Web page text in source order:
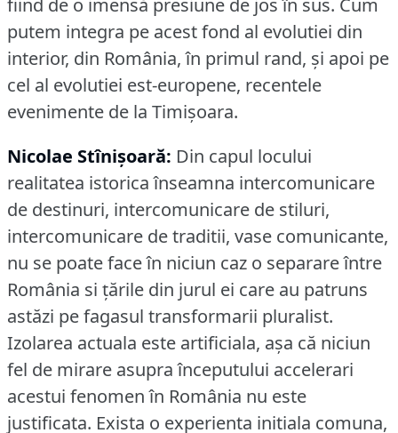
putem integra pe acest fond al evolutiei din
interior, din România, în primul rand, şi apoi pe
cel al evolutiei est-europene, recentele
evenimente de la Timişoara.
Nicolae Stînișoară: Din capul locului
realitatea istorica înseamna intercomunicare
de destinuri, intercomunicare de stiluri,
intercomunicare de traditii, vase comunicante,
nu se poate face în niciun caz o separare între
România si ţările din jurul ei care au patruns
astăzi pe fagasul transformarii pluralist.
Izolarea actuala este artificiala, aşa că niciun
fel de mirare asupra începutului accelerari
acestui fenomen în România nu este
justificata. Exista o experienta initiala comuna,